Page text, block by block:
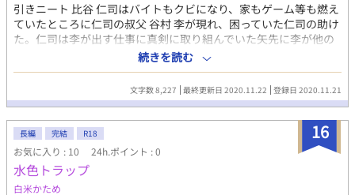
引きニート 比谷 仁司はバイトもクビになり、家もゲーム等も燃え
ていたところに仁司の叔父 谷村 李が現れ、困っていた仁司の助け
た。仁司は李が出す仕事に真剣に取り組んでいた矢先に李が他の
人と楽しそうにデートしている所を発見?! 仁司は自分の気持ちに
気づき
続きを読む
文字数 8,227 最終更新日 2020.11.22 登録日 2020.11.21
16
長編 完結 R18
お気に入り : 10 24h.ポイント : 0
水色トラップ
白米かため